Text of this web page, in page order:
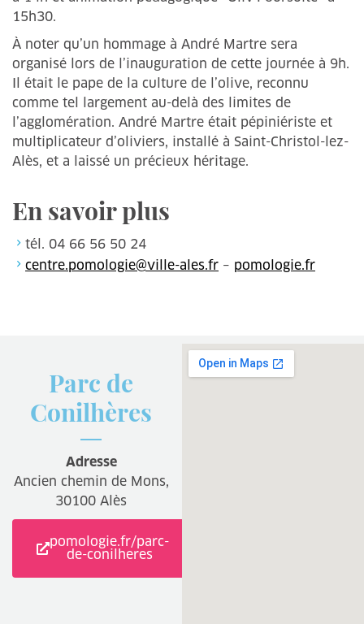
15h30.
À noter qu’un hommage à André Martre sera
organisé lors de l’inauguration de cette journée à 9h.
Il était le pape de la culture de l’olive, reconnu
comme tel largement au-delà des limites de
l’agglomération. André Martre était pépiniériste et
multiplicateur d’oliviers, installé à Saint-Christol-lez-
Alès, et a laissé un précieux héritage.
En savoir plus
tél. 04 66 56 50 24
centre.pomologie@ville-ales.fr – pomologie.fr
Parc de
Conilhères
Adresse
Ancien chemin de Mons,
30100 Alès
pomologie.fr/parc-
de-conilheres